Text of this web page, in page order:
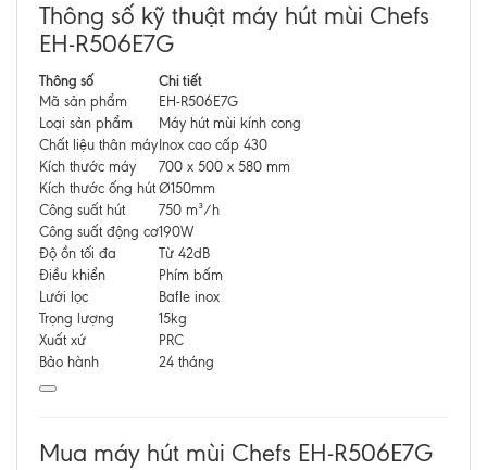
Thông số kỹ thuật máy hút mùi Chefs
EH-R506E7G
Thông số Chi tiết
Mã sản phẩm
EH-R506E7G
Loại sản phẩm
Máy hút mùi kính cong
Chất liệu thân máy Inox cao cấp 430
Kích thước máy
700 x 500 x 580 mm
Kích thước ống hút Ø150mm
Công suất hút
750 m³/h
Công suất động cơ190W
Độ ồn tối đa
Từ 42dB
Điều khiển
Phím bấm
Lưới lọc
Bafle inox
Trọng lượng
15kg
Xuất xứ
PRC
Bảo hành
24 tháng
Mua máy hút mùi Chefs EH-R506E7G